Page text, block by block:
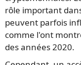
rôle important
peuvent parfois
comme l'ont
des années 2020.